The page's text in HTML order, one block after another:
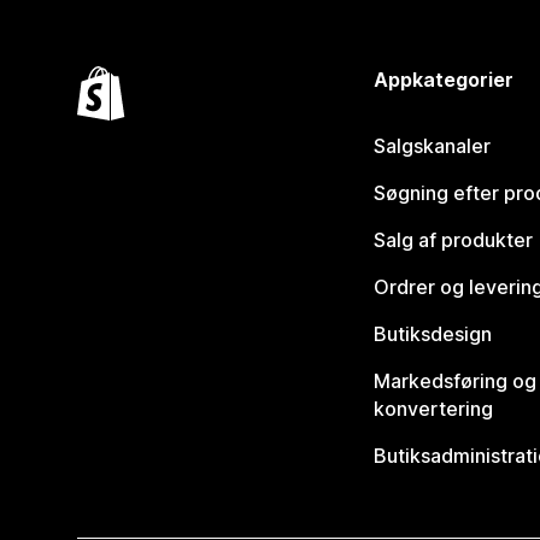
Appkategorier
Salgskanaler
Søgning efter
Salg af produkter
Ordrer og
Butiksdesign
Markedsføring og
konvertering